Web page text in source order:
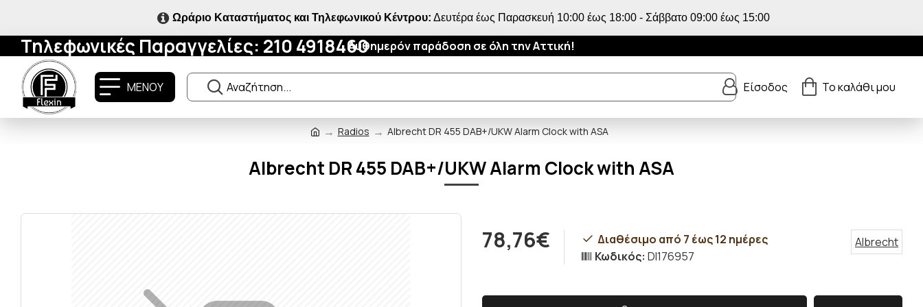
Ωράριο Καταστήματος και Τηλεφωνικού Κέντρου: Δευτέρα έως Παρασκευή 10:00 έως 18:00 - Σάββατο 09:00 έως 15:00
Τηλεφωνικές Παραγγελίες: 210 4918460Αυθημερόν παράδοση σε όλη την Αττική!
ΜΕΝΟΥ Είσοδος Το καλάθι μου
Radios Albrecht DR 455 DAB+/UKW Alarm Clock with ASA
Albrecht DR 455 DAB+/UKW Alarm Clock with ASA
78,76€
Διαθέσιμο από 7 έως 12 ημέρες
Κωδικός: DI176957
Albrecht